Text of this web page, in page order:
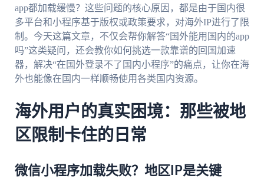
app都加载缓慢？这些问题的核心原因，都是由于国内很
多平台和小程序基于版权或政策要求，对海外IP进行了限
制。今天这篇文章，不仅会帮你解答“国外能用国内的app
吗”这类疑问，还会教你如何挑选一款靠谱的回国加速
器，解决“在国外登录不了国内小程序”的痛点，让你在海
外也能像在国内一样顺畅使用各类国内资源。
海外用户的真实困境：那些被地
区限制卡住的日常
微信小程序加载失败？地区IP是关键